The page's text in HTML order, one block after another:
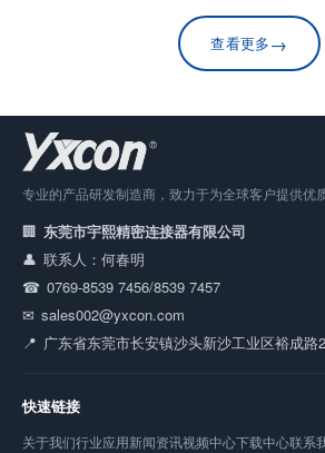
查看更多→
专业的产品研发制造商，致力于为全球客户提供优
东莞市宇熙精密连接器有限公司
联系人：何春明
0769-8539 7456/8539 7457
sales002@yxcon.com
广东省东莞市长安镇沙头新沙工业区裕成路
快速链接
关于我们行业应用新闻资讯视频中心下载中心联系